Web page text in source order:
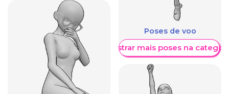
Poses de voo
Mostrar mais poses na